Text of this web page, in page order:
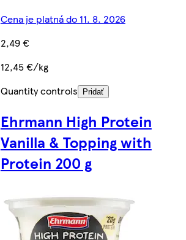
Cena je platná do 11. 8. 2026
2,49 €
12,45 €/kg
Quantity controls
Pridať
Ehrmann High Protein
Vanilla & Topping with
Protein 200 g